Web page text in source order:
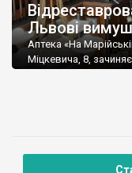
Львові
Аптека «На
Міцкевича, 8,
[…]